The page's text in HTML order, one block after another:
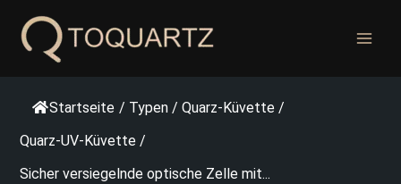
Inhalt
springen
Startseite / Typen / Quarz-Küvette /
Quarz-UV-Küvette /
Sicher versiegelnde optische Zelle mit...